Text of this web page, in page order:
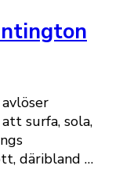
surfa, sola,
däribland …